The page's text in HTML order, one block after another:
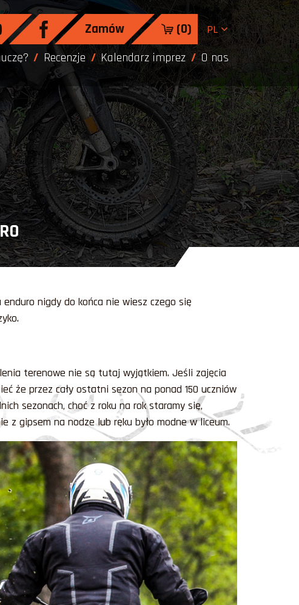
Zamów (0) PL
Recenzje Kalendarz imprez O nas
nigdy do końca nie wiesz czego się
terenowe nie są tutaj wyjątkiem. Jeśli zajęcia
że przez cały ostatni sezon na ponad 150 uczniów
sezonach, choć z roku na rok staramy się,
z gipsem na nodze lub ręku było modne w liceum.